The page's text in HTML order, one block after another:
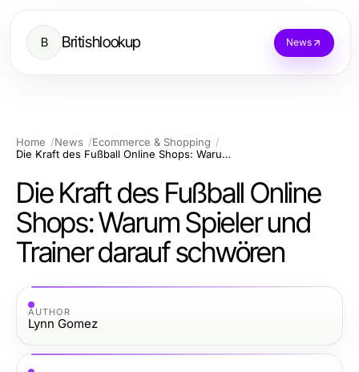
B Britishlookup News
Home News
Ecommerce & Shopping
Die Kraft des Fußball Online Shops: Warum Spieler und Trainer darauf schwören
Die Kraft des Fußball Online
Shops: Warum Spieler und
Trainer darauf schwören
AUTHOR
Lynn Gomez